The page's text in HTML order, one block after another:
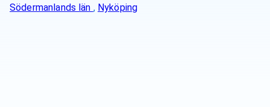
Södermanlands län , Nyköping